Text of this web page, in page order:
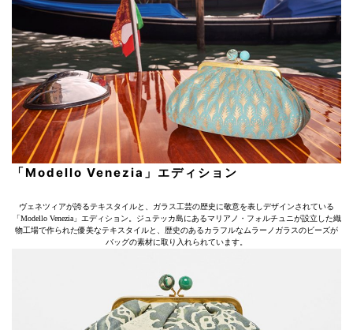
「Modello Venezia」エディション
ヴェネツィアが誇るテキスタイルと、ガラス工芸の歴史に敬意を表しデザインされている
「Modello Venezia」エディション。ジュテッカ島にあるマリアノ・フォルチュニが設立した織
物工場で作られた優美なテキスタイルと、歴史のあるカラフルなムラーノガラスのビーズが
バッグの素材に取り入れられています。